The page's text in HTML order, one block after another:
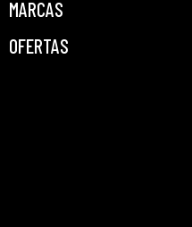
MARCAS
OFERTAS